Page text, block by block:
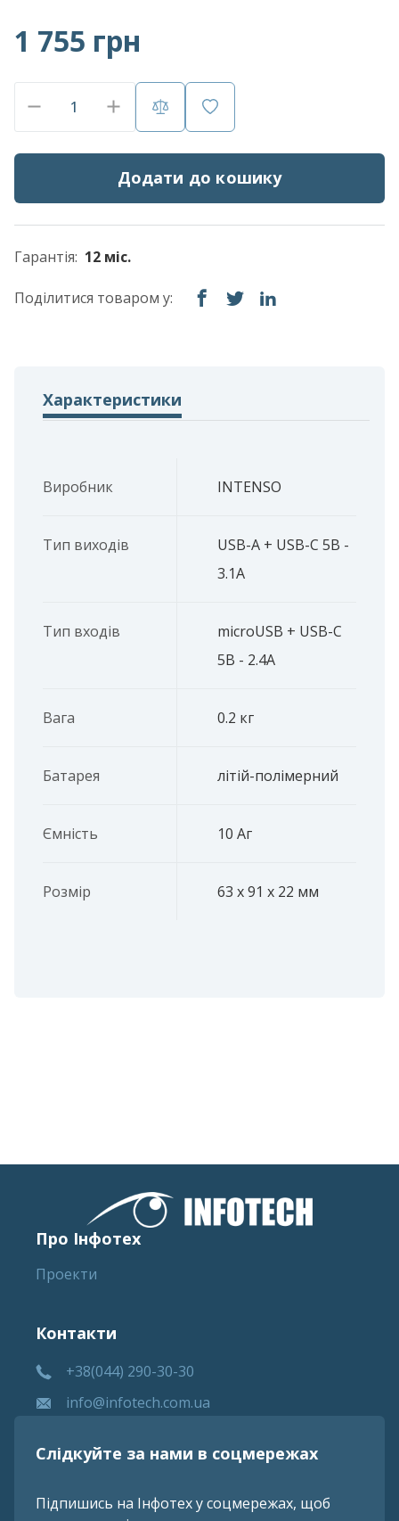
1 755 грн
Додати до кошику
Гарантія: 12 міс.
Поділитися товаром у:
Характеристики
Виробник INTENSO
Тип виходів
USB-A + USB-C 5В -
3.1A
Тип входів
microUSB + USB-C
5В - 2.4A
Вага 0.2 кг
Батарея літій-полімерний
Ємність 10 Аг
Розмір 63 x 91 x 22 мм
Про Інфотех
Проекти
Контакти
+38(044) 290-30-30
info@infotech.com.ua
Слідкуйте за нами в соцмережах
Підпишись на Інфотех у соцмережах, щоб